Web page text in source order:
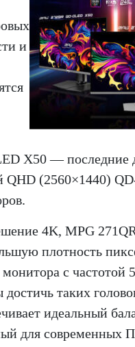
и
X50 — последние
(2560×1440)
4K, MPG
плотность
с частотой
таких
идеальный
для современных